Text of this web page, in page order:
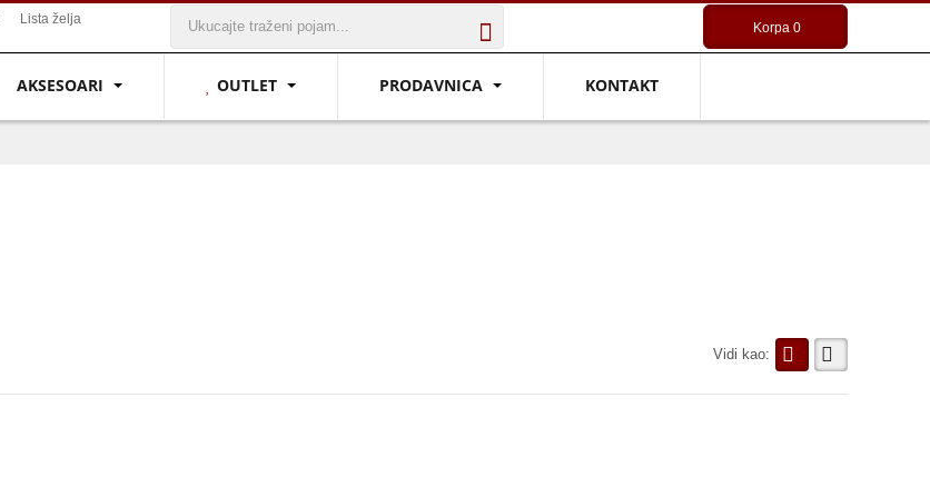
Lista želja
Korpa 0
AKSESOARI OUTLET PRODAVNICA KONTAKT
Vidi kao: